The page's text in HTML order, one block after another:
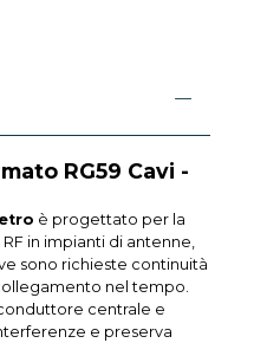
RG59 Cavi -
è progettato per la
in impianti di antenne,
sono richieste continuità
nel tempo.
centrale e
e preserva